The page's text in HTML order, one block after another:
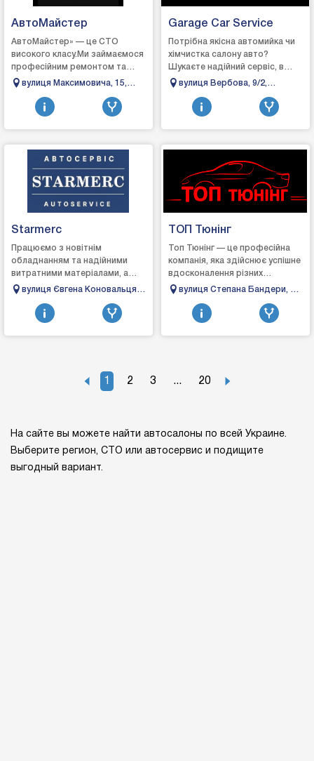
АвтоМайстер
АвтоМайстер» — це СТО
високого класу.Ми займаємося
професійним ремонтом та
обслуговування автомобілів.
спеціалісти у свої...
вулиця Максимовича, 15,
Івано-Франківськ, Івано-
Франківська область
Garage Car Service
Потрібна якісна автомийка чи
хімчистка салону авто?
Шукаєте надійний сервіс, в
якому точно продіагностують
відремонтують? «Gara...
вулиця Вербова, 9/2,
Тисмениця, Івано-
Франківська область
Starmerc
Працюємо з новітнім
обладнанням та надійними
витратними матеріалами, а
також кращими запчастинами,
відмінного результату...
вулиця Євгена Коновальця,
148б, Івано-Франківськ,
Івано-Франківська область
ТОП Тюнінг
Топ Тюнінг — це професійна
компанія, яка здійснює успішне
вдосконалення різних
автомобілів, щоб
вибагливих клієнтів. ...
вулиця Степана Бандери, 62,
Івано-Франківськ, Івано-
Франківська область
1 2 3 ... 20
На сайте вы можете найти автосалоны по всей Украине.
Выберите регион, СТО или автосервис и подищите
выгодный вариант.